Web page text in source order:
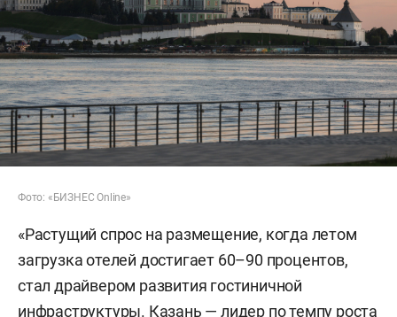
Фото: «БИЗНЕС Online»
«Растущий спрос на размещение, когда летом
загрузка отелей достигает 60–90 процентов,
стал драйвером развития гостиничной
инфраструктуры. Казань — лидер по темпу роста